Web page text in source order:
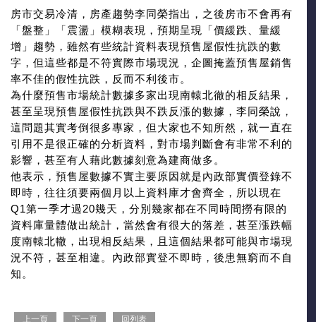
房市交易冷清，房產趨勢李同榮指出，之後房市不會再有
「盤整」「震盪」模糊表現，預期呈現「價緩跌、量緩
增」趨勢，雖然有些統計資料表現預售屋假性抗跌的數
字，但這些都是不符實際市場現況，企圖掩蓋預售屋銷售
率不佳的假性抗跌，反而不利後市。
為什麼預售市場統計數據多家出現南轅北徹的相反結果，
甚至呈現預售屋假性抗跌與不跌反漲的數據，李同榮說，
這問題其實考倒很多專家，但大家也不知所然，就一直在
引用不是很正確的分析資料，對市場判斷會有非常不利的
影響，甚至有人藉此數據刻意為建商做多。
他表示，預售屋數據不實主要原因就是內政部實價登錄不
即時，往往須要兩個月以上資料庫才會齊全，所以現在
Q1第一季才過20幾天，分別幾家都在不同時間撈有限的
資料庫量體做出統計，當然會有很大的落差，甚至漲跌幅
度南轅北轍，出現相反結果，且這個結果都可能與市場現
況不符，甚至相違。內政部實登不即時，後患無窮而不自
知。
上一頁 下一頁 回列表